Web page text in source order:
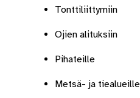
Tonttiliittymiin
Ojien alituksiin
Pihateille
Metsä- ja tiealueille